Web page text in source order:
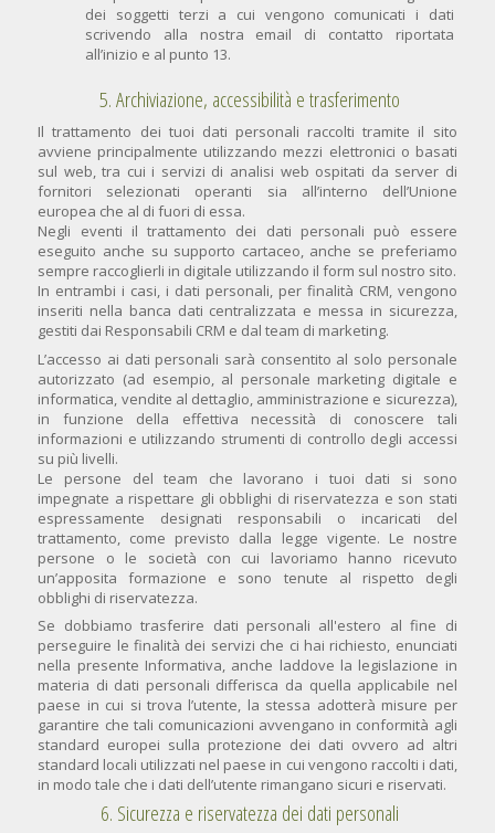
dei soggetti terzi a cui vengono comunicati i dati
scrivendo alla nostra email di contatto riportata
all’inizio e al punto 13.
5. Archiviazione, accessibilità e trasferimento
Il trattamento dei tuoi dati personali raccolti tramite il sito
avviene principalmente utilizzando mezzi elettronici o basati
sul web, tra cui i servizi di analisi web ospitati da server di
fornitori selezionati operanti sia all’interno dell’Unione
europea che al di fuori di essa.
Negli eventi il trattamento dei dati personali può essere
eseguito anche su supporto cartaceo, anche se preferiamo
sempre raccoglierli in digitale utilizzando il form sul nostro sito.
In entrambi i casi, i dati personali, per finalità CRM, vengono
inseriti nella banca dati centralizzata e messa in sicurezza,
gestiti dai Responsabili CRM e dal team di marketing.
L’accesso ai dati personali sarà consentito al solo personale
autorizzato (ad esempio, al personale marketing digitale e
informatica, vendite al dettaglio, amministrazione e sicurezza),
in funzione della effettiva necessità di conoscere tali
informazioni e utilizzando strumenti di controllo degli accessi
su più livelli.
Le persone del team che lavorano i tuoi dati si sono
impegnate a rispettare gli obblighi di riservatezza e son stati
espressamente designati responsabili o incaricati del
trattamento, come previsto dalla legge vigente. Le nostre
persone o le società con cui lavoriamo hanno ricevuto
un’apposita formazione e sono tenute al rispetto degli
obblighi di riservatezza.
Se dobbiamo trasferire dati personali all'estero al fine di
perseguire le finalità dei servizi che ci hai richiesto, enunciati
nella presente Informativa, anche laddove la legislazione in
materia di dati personali differisca da quella applicabile nel
paese in cui si trova l’utente, la stessa adotterà misure per
garantire che tali comunicazioni avvengano in conformità agli
standard europei sulla protezione dei dati ovvero ad altri
standard locali utilizzati nel paese in cui vengono raccolti i dati,
in modo tale che i dati dell’utente rimangano sicuri e riservati.
6. Sicurezza e riservatezza dei dati personali